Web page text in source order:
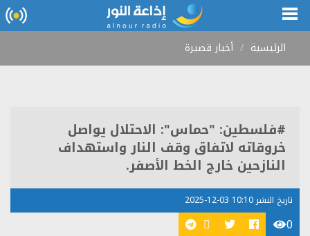
الرئيسية أخبار قصيرة
#فلسطين: "حماس": الاحتلال يواصل
خروقاته لاتفاق وقف النار واستهداف
النازحين خارج الخط الأصفر.
تاريخ النشر 10:10 03-12-2025
0